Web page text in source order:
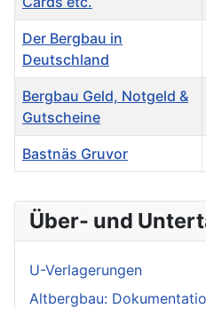
Der Bergbau in
Deutschland
Bergbau Geld, Notgeld &
Gutscheine
Bastnäs Gruvor
Über- und
U-Verlagerungen
Altbergbau: